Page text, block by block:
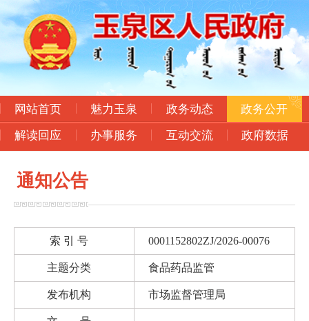
网站首页 魅力玉泉 政务动态 政务公开
解读回应 办事服务 互动交流 政府数据
通知公告
索 引 号 0001152802ZJ/2026-00076
主题分类 食品药品监管
发布机构 市场监督管理局